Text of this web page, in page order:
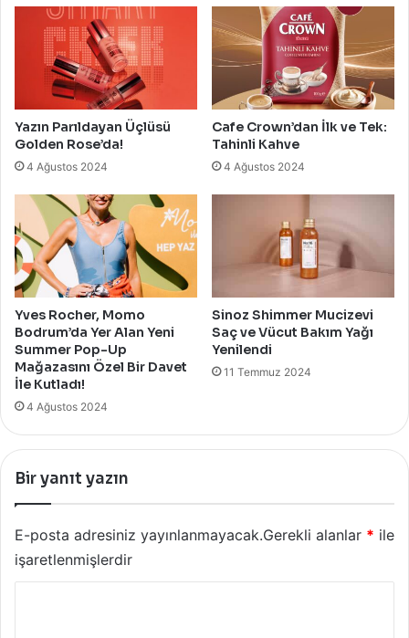
Yazın Parıldayan Üçlüsü
Golden Rose’da!
4 Ağustos 2024
Cafe Crown’dan İlk ve Tek:
Tahinli Kahve
4 Ağustos 2024
Yves Rocher, Momo
Bodrum’da Yer Alan Yeni
Summer Pop-Up
Mağazasını Özel Bir Davet
İle Kutladı!
4 Ağustos 2024
Sinoz Shimmer Mucizevi
Saç ve Vücut Bakım Yağı
Yenilendi
11 Temmuz 2024
Bir yanıt yazın
E-posta adresiniz yayınlanmayacak.Gerekli alanlar * ile
işaretlenmişlerdir